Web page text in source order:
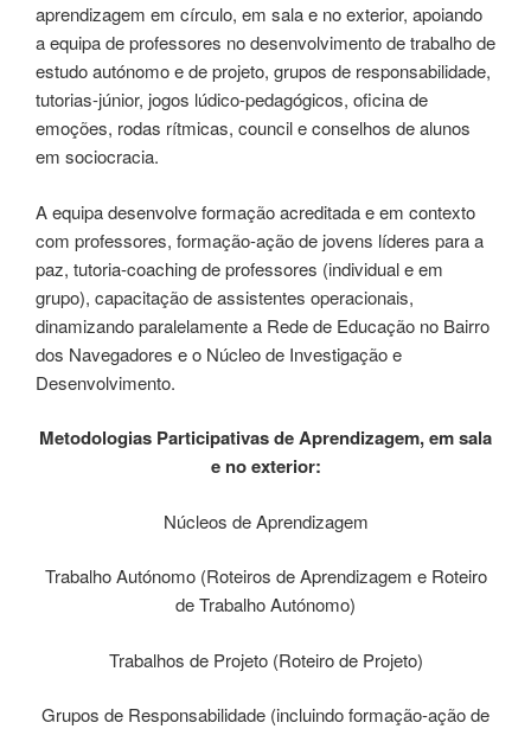
aprendizagem em círculo, em sala e no exterior, apoiando
a equipa de professores no desenvolvimento de trabalho de
estudo autónomo e de projeto, grupos de responsabilidade,
tutorias-júnior, jogos lúdico-pedagógicos, oficina de
emoções, rodas rítmicas, council e conselhos de alunos
em sociocracia.
A equipa desenvolve formação acreditada e em contexto
com professores, formação-ação de jovens líderes para a
paz, tutoria-coaching de professores (individual e em
grupo), capacitação de assistentes operacionais,
dinamizando paralelamente a Rede de Educação no Bairro
dos Navegadores e o Núcleo de Investigação e
Desenvolvimento.
Metodologias Participativas de Aprendizagem, em sala
e no exterior:
Núcleos de Aprendizagem
Trabalho Autónomo (Roteiros de Aprendizagem e Roteiro
de Trabalho Autónomo)
Trabalhos de Projeto (Roteiro de Projeto)
Grupos de Responsabilidade (incluindo formação-ação de